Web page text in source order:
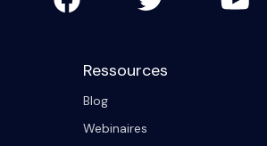
Ressources
Blog
Webinaires